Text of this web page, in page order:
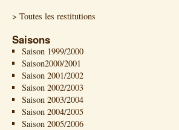
> Toutes les restitutions
Saisons
Saison 1999/2000
Saison2000/2001
Saison 2001/2002
Saison 2002/2003
Saison 2003/2004
Saison 2004/2005
Saison 2005/2006